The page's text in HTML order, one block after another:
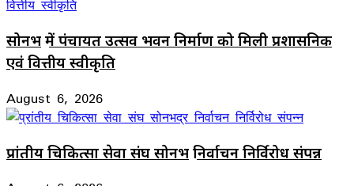
सोनभद्र में पंचायत उत्सव भवन निर्माण को मिली प्रशासनिक
एवं वित्तीय स्वीकृति
August 6, 2026
प्रांतीय चिकित्सा सेवा संघ सोनभद्र निर्वाचन निर्विरोध संपन्न